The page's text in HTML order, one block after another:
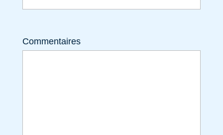
Commentaires